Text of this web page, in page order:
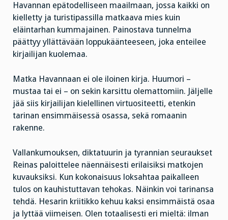
Havannan epätodelliseen maailmaan, jossa kaikki on
kielletty ja turistipassilla matkaava mies kuin
eläintarhan kummajainen. Painostava tunnelma
päättyy yllättävään loppukäänteeseen, joka enteilee
kirjailijan kuolemaa.
Matka Havannaan ei ole iloinen kirja. Huumori –
mustaa tai ei – on sekin karsittu olemattomiin. Jäljelle
jää siis kirjailijan kielellinen virtuositeetti, etenkin
tarinan ensimmäisessä osassa, sekä romaanin
rakenne.
Vallankumouksen, diktatuurin ja tyrannian seuraukset
Reinas paloittelee näennäisesti erilaisiksi matkojen
kuvauksiksi. Kun kokonaisuus loksahtaa paikalleen
tulos on kauhistuttavan tehokas. Näinkin voi tarinansa
tehdä. Hesarin kriitikko kehuu kaksi ensimmäistä osaa
ja lyttää viimeisen. Olen totaalisesti eri mieltä: ilman